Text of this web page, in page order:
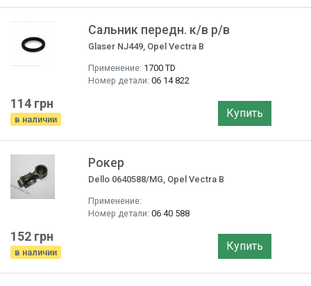
Сальник передн. к/в р/в
Glaser NJ449, Opel Vectra B
Применение: 1700 TD
Номер детали: 06 14 822
114 грн
в наличии Купить
Рокер
Dello 0640588/MG, Opel Vectra B
Применение:
Номер детали: 06 40 588
152 грн
в наличии Купить